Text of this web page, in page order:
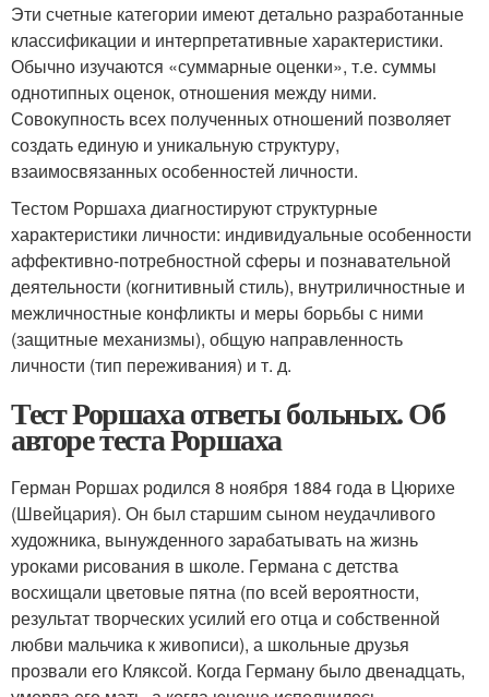
Эти счетные категории имеют детально разработанные
классификации и интерпретативные характеристики.
Обычно изучаются «суммарные оценки», т.е. суммы
однотипных оценок, отношения между ними.
Совокупность всех полученных отношений позволяет
создать единую и уникальную структуру,
взаимосвязанных особенностей личности.
Тестом Роршаха диагностируют структурные
характеристики личности: индивидуальные особенности
аффективно-потребностной сферы и познавательной
деятельности (когнитивный стиль), внутриличностные и
межличностные конфликты и меры борьбы с ними
(защитные механизмы), общую направленность
личности (тип переживания) и т. д.
Тест Роршаха ответы больных. Об
авторе теста Роршаха
Герман Роршах родился 8 ноября 1884 года в Цюрихе
(Швейцария). Он был старшим сыном неудачливого
художника, вынужденного зарабатывать на жизнь
уроками рисования в школе. Германа с детства
восхищали цветовые пятна (по всей вероятности,
результат творческих усилий его отца и собственной
любви мальчика к живописи), а школьные друзья
прозвали его Кляксой. Когда Герману было двенадцать,